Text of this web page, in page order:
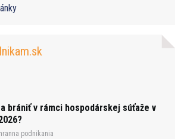
brániť v rámci hospodárskej súťaže v
podnikania